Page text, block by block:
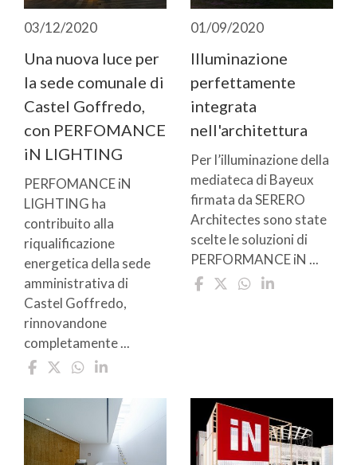
03/12/2020
Una nuova luce per
la sede comunale di
Castel Goffredo,
con PERFOMANCE
iN LIGHTING
PERFOMANCE iN
LIGHTING ha
contribuito alla
riqualificazione
energetica della sede
amministrativa di
Castel Goffredo,
rinnovandone
completamente ...
01/09/2020
Illuminazione
perfettamente
integrata
nell'architettura
Per l’illuminazione della
mediateca di Bayeux
firmata da SERERO
Architectes sono state
scelte le soluzioni di
PERFORMANCE iN ...